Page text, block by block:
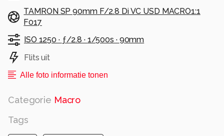
TAMRON SP 90mm F/2.8 Di VC USD MACRO1:1
F017
ISO 1250 · ƒ/2.8 · 1/500s · 90mm
Flits uit
Alle foto informatie tonen
Categorie Macro
Tags